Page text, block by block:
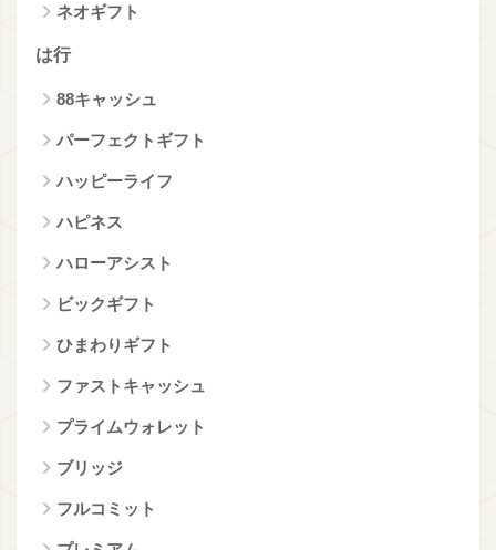
ネオギフト
は行
88キャッシュ
パーフェクトギフト
ハッピーライフ
ハピネス
ハローアシスト
ビックギフト
ひまわりギフト
ファストキャッシュ
プライムウォレット
ブリッジ
フルコミット